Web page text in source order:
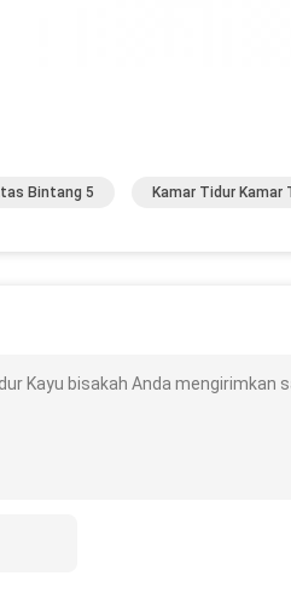
Bintang 5 Kamar Tidur Kamar
Kayu bisakah Anda mengirimkan